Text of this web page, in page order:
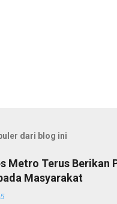
dari blog ini
Metro Terus Berikan
Masyarakat